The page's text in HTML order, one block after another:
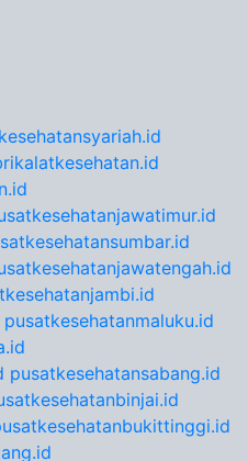
pusatkesehatanmaluku.id
pusatkesehatansabang.id